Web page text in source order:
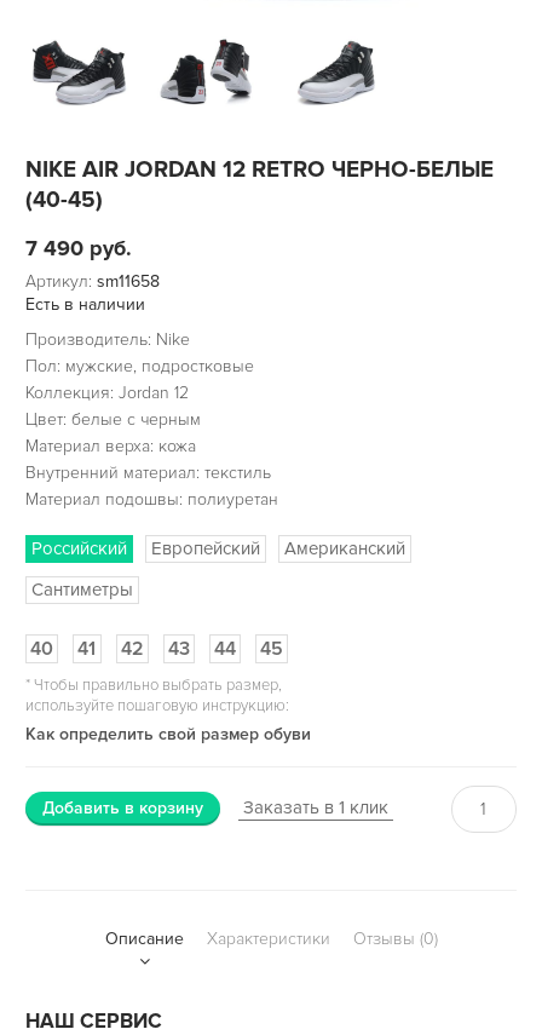
NIKE AIR JORDAN 12 RETRO ЧЕРНО-БЕЛЫЕ
(40-45)
7 490 руб.
Артикул: sm11658
Есть в наличии
Производитель: Nike
Пол: мужские, подростковые
Коллекция: Jordan 12
Цвет: белые с черным
Материал верха: кожа
Внутренний материал: текстиль
Материал подошвы: полиуретан
Российский Европейский
Американский
Сантиметры
40 41 42 43 44 45
*Чтобы правильно выбрать размер,
используйте пошаговую инструкцию:
Как определить свой размер обуви
Добавить в корзину Заказать в 1 клик
Описание Характеристики Отзывы (0)
НАШ СЕРВИС